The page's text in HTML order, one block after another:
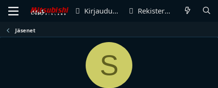
Kirjaudu sisään Rekisteröidy
Jäsenet
S